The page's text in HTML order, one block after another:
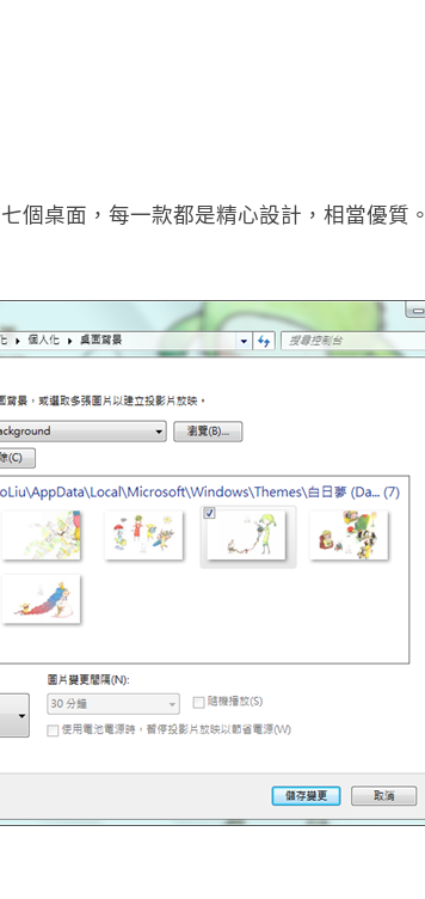
個桌面，每一款都是精心設計，相當優質。